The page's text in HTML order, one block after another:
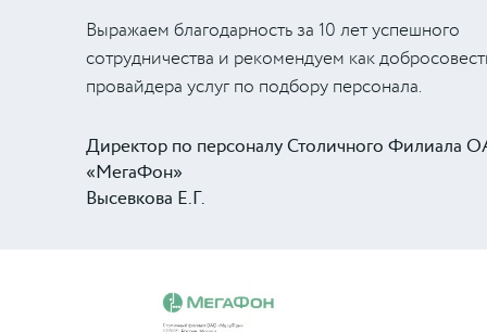
Выражаем благодарность за 10 лет успешного
сотрудничества и рекомендуем как
провайдера услуг по подбору персонала.
Директор по персоналу Столичного Филиала
«МегаФон»
Высевкова Е.Г.